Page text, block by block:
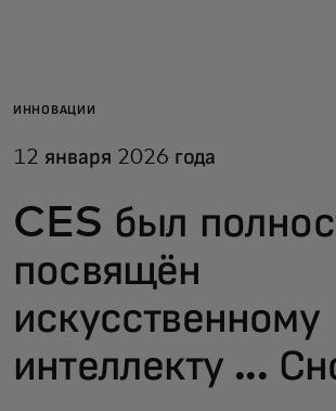
Для бизнеса
Для новаторов
Новости и тренды
ИННОВАЦИИ
12 января 2026 года
CES был
посвящён
искусственному
интеллекту ...